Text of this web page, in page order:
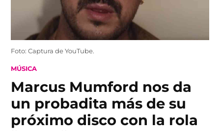
Foto: Captura de YouTube.
POSTED
MÚSICA
Marcus Mumford nos da
un probadita más de su
próximo disco con la rola